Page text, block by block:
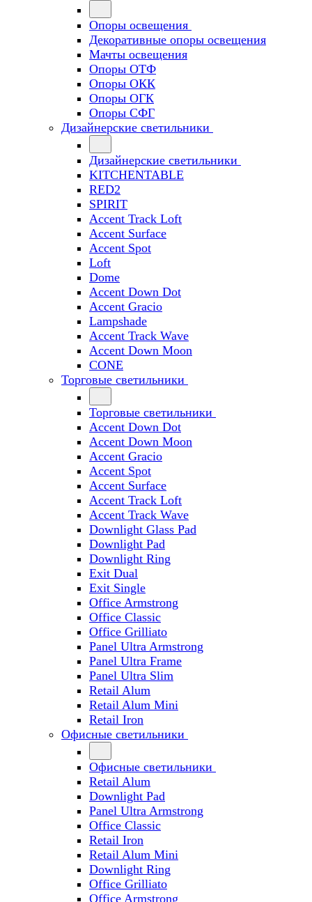
Опоры освещения
Декоративные опоры освещения
Мачты освещения
Опоры ОТФ
Опоры ОКК
Опоры ОГК
Опоры СФГ
Дизайнерские светильники
Дизайнерские светильники
KITCHENTABLE
RED2
SPIRIT
Accent Track Loft
Accent Surface
Accent Spot
Loft
Dome
Accent Down Dot
Accent Gracio
Lampshade
Accent Track Wave
Accent Down Moon
CONE
Торговые светильники
Торговые светильники
Accent Down Dot
Accent Down Moon
Accent Gracio
Accent Spot
Accent Surface
Accent Track Loft
Accent Track Wave
Downlight Glass Pad
Downlight Pad
Downlight Ring
Exit Dual
Exit Single
Office Armstrong
Office Classic
Office Grilliato
Panel Ultra Armstrong
Panel Ultra Frame
Panel Ultra Slim
Retail Alum
Retail Alum Mini
Retail Iron
Офисные светильники
Офисные светильники
Retail Alum
Downlight Pad
Panel Ultra Armstrong
Office Classic
Retail Iron
Retail Alum Mini
Downlight Ring
Office Grilliato
Office Armstrong